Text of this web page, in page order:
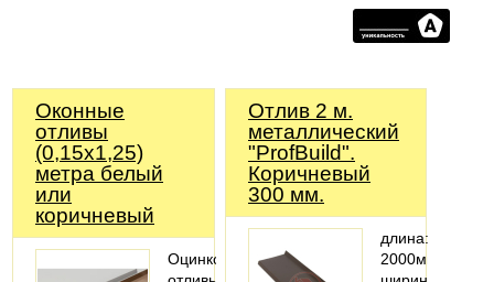
Оконные
отливы
(0,15х1,25)
метра белый
или
коричневый
Оцинкованные
Отлив 2 м.
металлический
"ProfBuild".
Коричневый
300 мм.
длина:
2000мм;